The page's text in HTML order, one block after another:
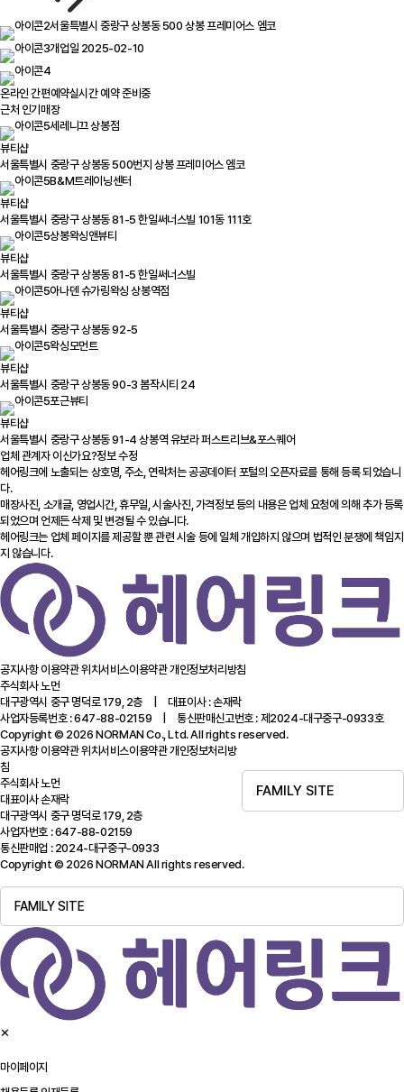
서울특별시 중랑구 상봉동 500 상봉 프레미어스 엠코
개업일 2025-02-10
온라인 간편예약실시간 예약 준비중
근처 인기매장
세레니끄 상봉점
뷰티샵
서울특별시 중랑구 상봉동 500번지 상봉 프레미어스 엠코
B&M트레이닝센터
뷰티샵
서울특별시 중랑구 상봉동 81-5 한일써너스빌 101동 111호
상봉왁싱앤뷰티
뷰티샵
서울특별시 중랑구 상봉동 81-5 한일써너스빌
아나덴 슈가링왁싱 상봉역점
뷰티샵
서울특별시 중랑구 상봉동 92-5
왁싱모먼트
뷰티샵
서울특별시 중랑구 상봉동 90-3 봄작시티 24
포근뷰티
뷰티샵
서울특별시 중랑구 상봉동 91-4 상봉역 유보라 퍼스트리브&포스퀘어
업체 관계자 이신가요?정보 수정
헤어링크에 노출되는 상호명, 주소, 연락처는 공공데이터 포털의 오픈자료를 통해 등록 되었습니
다.
매장사진, 소개글, 영업시간, 휴무일, 시술사진, 가격정보 등의 내용은 업체 요청에 의해 추가 등록
되었으며 언제든 삭제 및 변경될 수 있습니다.
헤어링크는 업체 페이지를 제공할 뿐 관련 시술 등에 일체 개입하지 않으며 법적인 분쟁에 책임지
지 않습니다.
공지사항이용약관위치서비스이용약관개인정보처리방침
주식회사 노먼
대구광역시 중구 명덕로 179, 2층 | 대표이사 : 손재락
사업자등록번호 : 647-88-02159 | 통신판매신고번호 : 제2024-대구중구-0933호
Copyright © 2026 NORMAN Co., Ltd. All rights reserved.
FAMILY SITE
공지사항이용약관위치서비스이용약관개인정보처리방
침
주식회사 노먼
대표이사 손재락
대구광역시 중구 명덕로 179, 2층
사업자번호 : 647-88-02159
통신판매업 : 2024-대구중구-0933
Copyright © 2026 NORMAN All rights reserved.
FAMILY SITE
✕
마이페이지